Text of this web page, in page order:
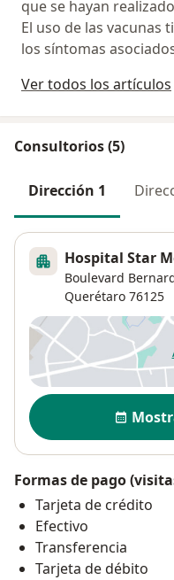
que se hayan
El uso de las
los síntomas
Ver todos los artículos
Consultorios (5)
Dirección 1
Hospital Star
Boulevard
Querétaro 76125
Disponibilidad
Formas de pago
Tarjeta de crédito
Efectivo
Transferencia
Tarjeta de débito